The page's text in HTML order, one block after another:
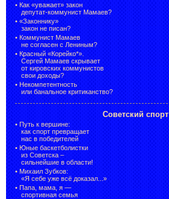
• Как «уважает» закон
депутат-коммунист Мамаев?
• «Законнику»
закон не писан?
• Коммунист Мамаев
не согласен с Лениным?
• Красный «Корейко*».
Сергей Мамаев скрывает
от кировских коммунистов
свои доходы?
• Некомпетентность
или банальное критиканство?
Советский спорт
• Путь к вершине:
как спорт превращает
нас в победителей
• Юные баскетболистки
из Советска –
сильнейшие в области!
• Михаил Зубков:
«Я себе уже всё доказал...»
• Папа, мама, я —
спортивная семья